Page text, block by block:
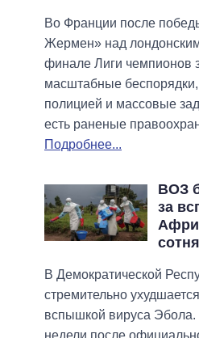
Во Франции после
Жермен» над
финале Лиги чемпионов
масштабные беспорядки,
полицией и массовые
есть раненые
Подробнее...
ВОЗ
за
В Демократической
стремительно
вспышкой вируса Эбола.
недели после